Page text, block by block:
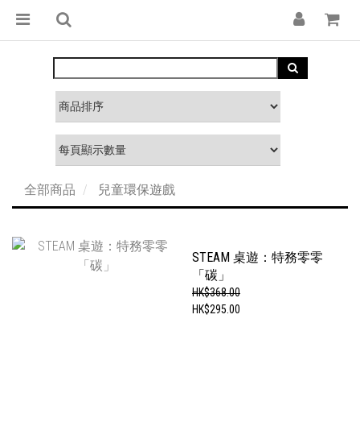
全部商品 兒童環保遊戲
STEAM 桌遊：特務零零
「碳」
HK$368.00
HK$295.00